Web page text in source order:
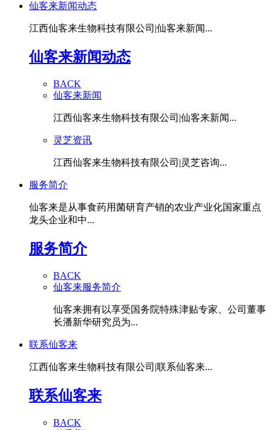
仙客来新闻动态
江西仙客来生物科技有限公司|仙客来新闻...
仙客来新闻动态
BACK
仙客来新闻
江西仙客来生物科技有限公司|仙客来新闻...
灵芝资讯
江西仙客来生物科技有限公司|灵芝咨询...
服务简介
仙客来是从事食药用菌研育产销的农业产业化国家重点
龙头企业和中...
服务简介
BACK
仙客来服务简介
仙客来拥有以享受国务院特殊津贴专家、公司董事
长潘新华研究员为...
联系仙客来
江西仙客来生物科技有限公司|联系仙客来...
联系仙客来
BACK